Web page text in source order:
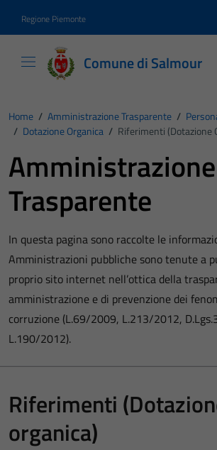
Regione Piemonte
Comune di Salmour
Home / Amministrazione Trasparente /
/ Dotazione Organica / Riferimenti (Dotazione
Amministrazione
Trasparente
In questa pagina sono raccolte le
Amministrazioni pubbliche sono tenute a
proprio sito internet nell’ottica della
amministrazione e di prevenzione dei
corruzione (L.69/2009, L.213/2012,
L.190/2012).
Riferimenti
organica)